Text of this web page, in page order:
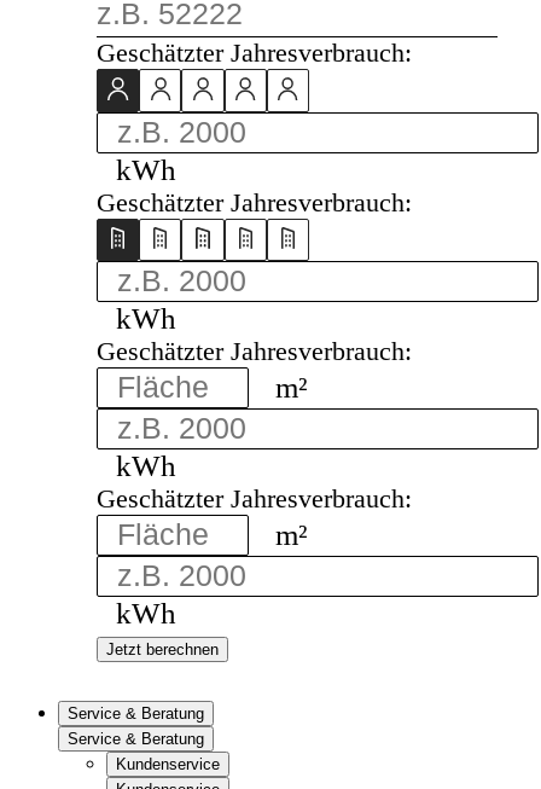
Geschätzter Jahresverbrauch:
kWh
Geschätzter Jahresverbrauch:
kWh
Geschätzter Jahresverbrauch:
m²
kWh
Geschätzter Jahresverbrauch:
m²
kWh
Jetzt berechnen
Service & Beratung
Service & Beratung
Kundenservice